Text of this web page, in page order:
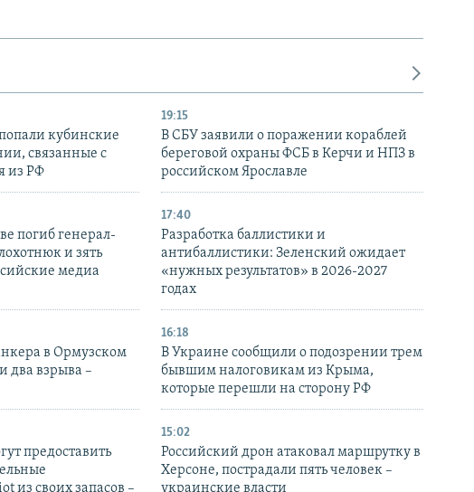
кубинские
связанные с
из РФ
19:15
В СБУ заявили о поражении кораблей
береговой охраны ФСБ в Керчи и НПЗ в
российском Ярославле
погиб генерал-
и зять
медиа
17:40
Разработка баллистики и
антибаллистики: Зеленский ожидает
«нужных результатов» в 2026-2027
годах
в Ормузском
два взрыва –
16:18
В Украине сообщили о подозрении трем
бывшим налоговикам из Крыма,
которые перешли на сторону РФ
предоставить
из своих запасов –
15:02
Российский дрон атаковал маршрутку в
Херсоне, пострадали пять человек –
украинские власти